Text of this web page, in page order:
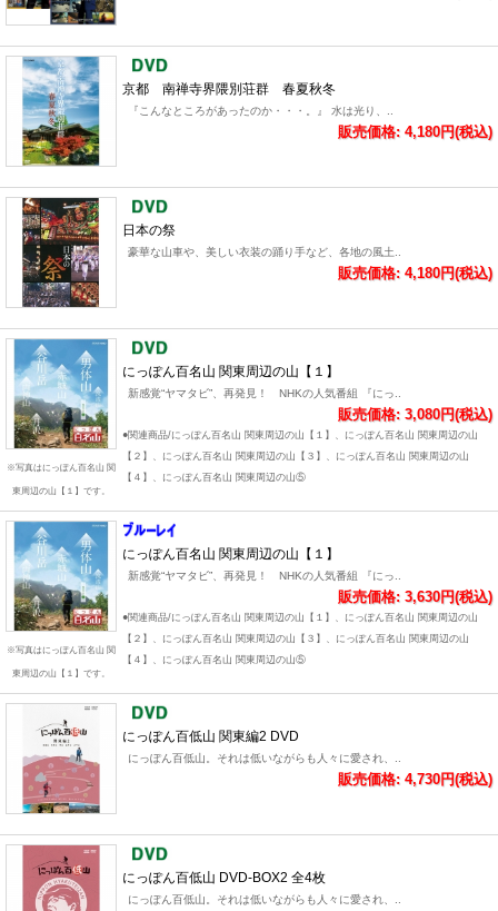
京都 南禅寺界隈別荘群 春夏秋冬
『こんなところがあったのか・・・。』 水は光り、..
販売価格: 4,180円(税込)
日本の祭
豪華な山車や、美しい衣装の踊り手など、各地の風土..
販売価格: 4,180円(税込)
※写真はにっぽん百名山 関
東周辺の山【１】です。
にっぽん百名山 関東周辺の山【１】
新感覚“ヤマタビ”、再発見！ NHKの人気番組 『にっ..
販売価格: 3,080円(税込)
●関連商品/にっぽん百名山 関東周辺の山【１】、にっぽん百名山 関東周辺の山
【２】、にっぽん百名山 関東周辺の山【３】、にっぽん百名山 関東周辺の山
【４】、にっぽん百名山 関東周辺の山⑤
※写真はにっぽん百名山 関
東周辺の山【１】です。
にっぽん百名山 関東周辺の山【１】
新感覚“ヤマタビ”、再発見！ NHKの人気番組 『にっ..
販売価格: 3,630円(税込)
●関連商品/にっぽん百名山 関東周辺の山【１】、にっぽん百名山 関東周辺の山
【２】、にっぽん百名山 関東周辺の山【３】、にっぽん百名山 関東周辺の山
【４】、にっぽん百名山 関東周辺の山⑤
にっぽん百低山 関東編2 DVD
にっぽん百低山。それは低いながらも人々に愛され、..
販売価格: 4,730円(税込)
にっぽん百低山 DVD-BOX2 全4枚
にっぽん百低山。それは低いながらも人々に愛され、..